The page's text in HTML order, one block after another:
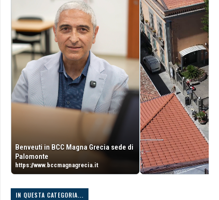
Benveuti in BCC Magna Grecia sede di
Palomonte
https://www.bccmagnagrecia.it
IN QUESTA CATEGORIA...